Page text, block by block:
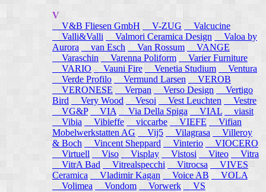
V
V&B Fliesen GmbH
V-ZUG
Valcucine
Valli&Valli
Valmori Ceramica Design
Valoa by
Aurora
van Esch Van Rossum
VANGE
Varaschin
Varenna Poliform
Varier Furniture
VARIO
Vauni Fire Venetia Studium
Ventura
Verde Profilo
Vermund Larsen
VEROB
VERONESE
Verpan Verso Design
Vertigo
Bird
Very Wood Vesoi Vest Leuchten
Vestre
VG&P
VIA Via Della Spiga VIAL
viasit
Vibia
Vibieffe viccarbe VIEFE
Vifian
Mobelwerkstatten AG
Vij5 Vilagrasa
Villeroy
& Boch
Vincent Sheppard Vinterio
VIOCERO
Virtuell
Viso Visplay Vistosi Viteo
Vitra
VitrA Bad
Vitrealspecchi Vitrocsa
VIVES
Ceramica
Vladimir Kagan Voice AB
VOLA
Volimea
Vondom Vorwerk VS